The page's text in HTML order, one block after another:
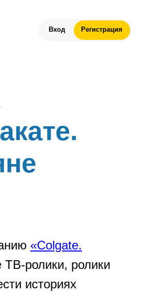
Регистрация
«Colgate.
ролики, ролики
историях